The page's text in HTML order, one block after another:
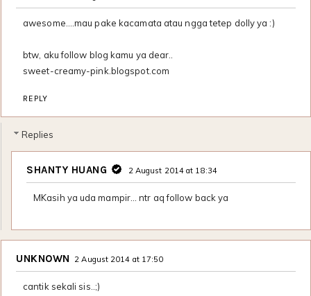
awesome....mau pake kacamata atau ngga tetep dolly ya :)
btw, aku follow blog kamu ya dear..
sweet-creamy-pink.blogspot.com
REPLY
Replies
SHANTY HUANG 2 August 2014 at 18:34
MKasih ya uda mampir… ntr aq follow back ya
UNKNOWN 2 August 2014 at 17:50
cantik sekali sis..;)